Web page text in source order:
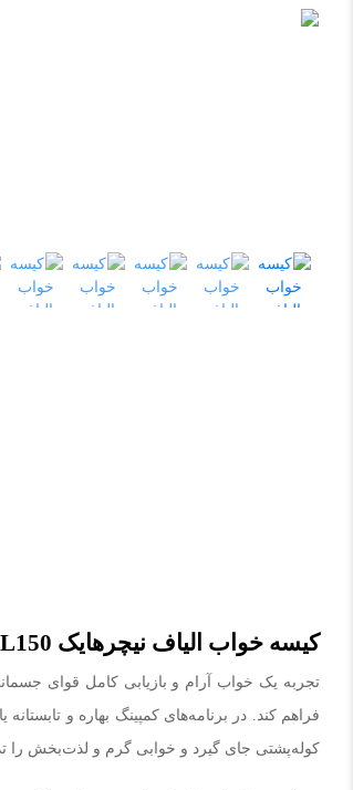
کیسه خواب الیاف نیچرهایک L150 مدل NH20MSD05
تجربه یک خواب آرام و بازیابی کامل قوای
فراهم کند. در برنامه‌های کمپینگ بهاره و
کوله‌پشتی جای گیرد و خوابی گرم و لذت‌بخش را